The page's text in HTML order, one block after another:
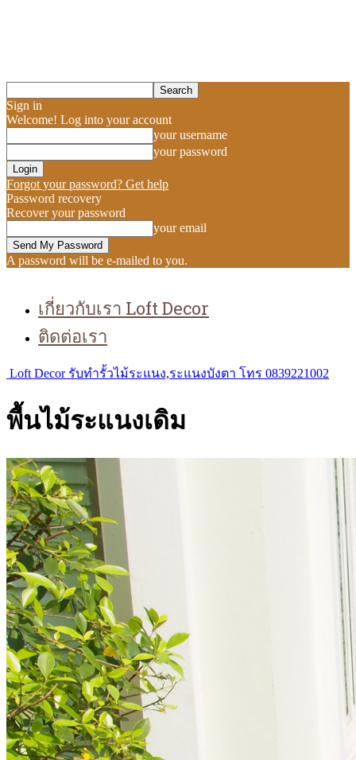
Sign in
Welcome! Log into your account
your username
your password
Forgot your password? Get help
Password recovery
Recover your password
your email
A password will be e-mailed to you.
เกี่ยวกับเรา Loft Decor
ติดต่อเรา
Loft Decor รับทำรั้วไม้ระแนง,ระแนงบังตา โทร 0839221002
พื้นไม้ระแนงเดิม